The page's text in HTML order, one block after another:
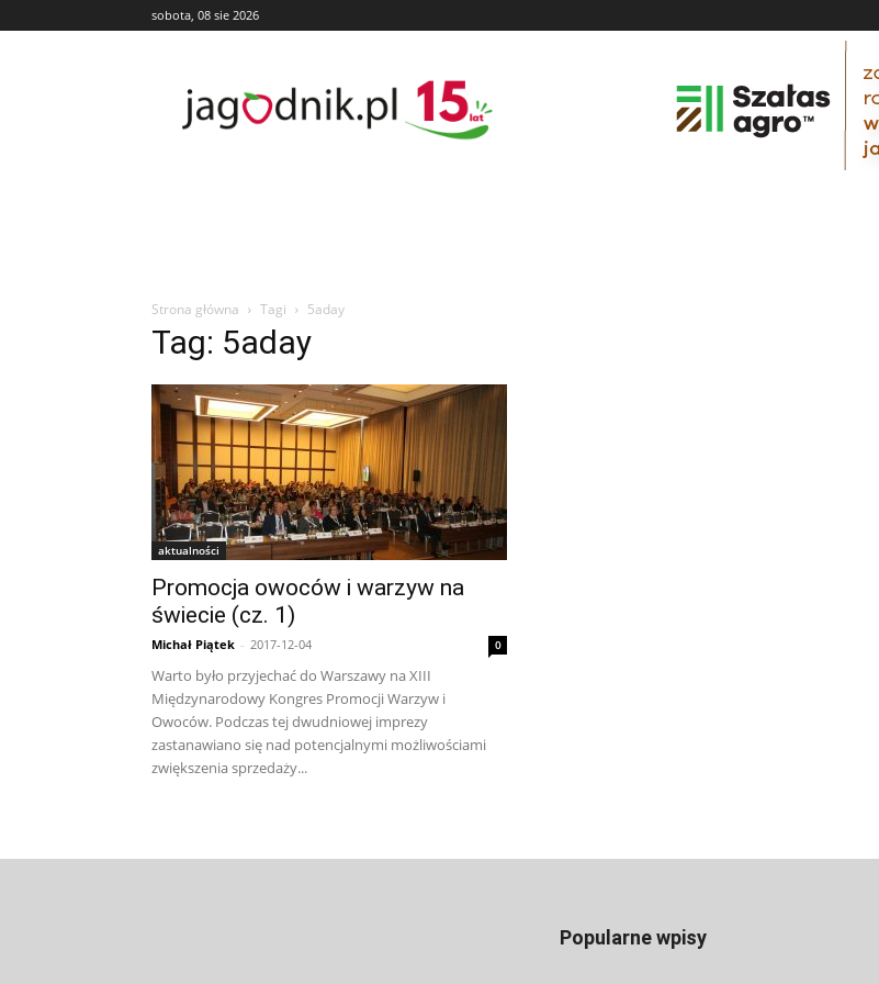
sobota, 08 sie 2026
Strona główna Tagi 5aday
Tag: 5aday
aktualności
Promocja owoców i warzyw na
świecie (cz. 1)
Michał Piątek - 2017-12-04 0
Warto było przyjechać do Warszawy na XIII
Międzynarodowy Kongres Promocji Warzyw i
Owoców. Podczas tej dwudniowej imprezy
zastanawiano się nad potencjalnymi możliwościami
zwiększenia sprzedaży...
Popularne wpisy